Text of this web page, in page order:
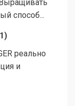
способ...
1 )
реально
и